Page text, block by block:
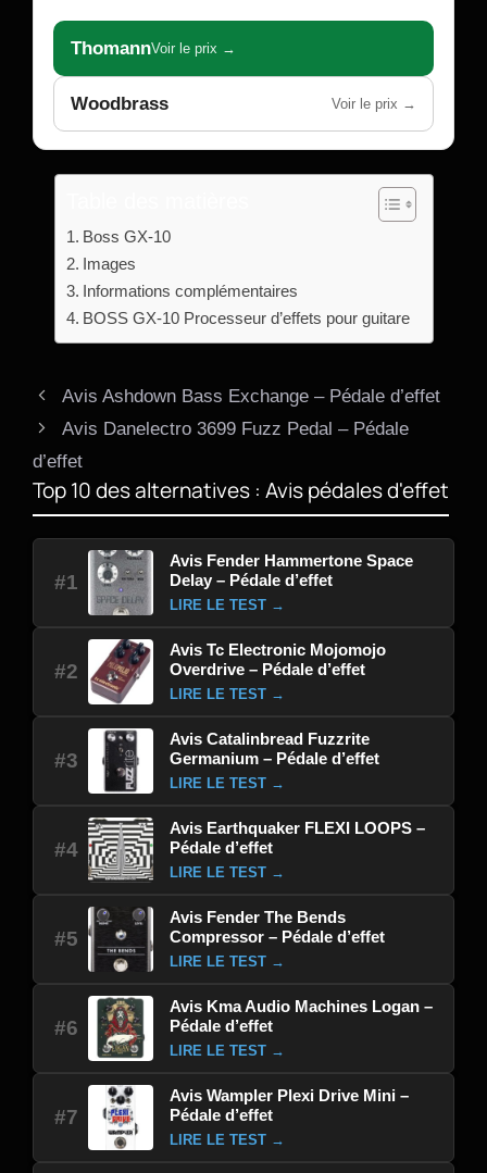
ThomannVoir le prix →
Woodbrass Voir le prix →
Boss GX-10
Images
Informations complémentaires
BOSS GX-10 Processeur d’effets pour guitare
Avis Ashdown Bass Exchange – Pédale d’effet
Avis Danelectro 3699 Fuzz Pedal – Pédale
d’effet
Top 10 des alternatives : Avis pédales d'effet
#1
Avis Fender Hammertone Space
Delay – Pédale d’effet
LIRE LE TEST →
#2
Avis Tc Electronic Mojomojo
Overdrive – Pédale d’effet
LIRE LE TEST →
#3
Avis Catalinbread Fuzzrite
Germanium – Pédale d’effet
LIRE LE TEST →
#4
Avis Earthquaker FLEXI LOOPS –
Pédale d’effet
LIRE LE TEST →
#5
Avis Fender The Bends
Compressor – Pédale d’effet
LIRE LE TEST →
#6
Avis Kma Audio Machines Logan –
Pédale d’effet
LIRE LE TEST →
#7
Avis Wampler Plexi Drive Mini –
Pédale d’effet
LIRE LE TEST →